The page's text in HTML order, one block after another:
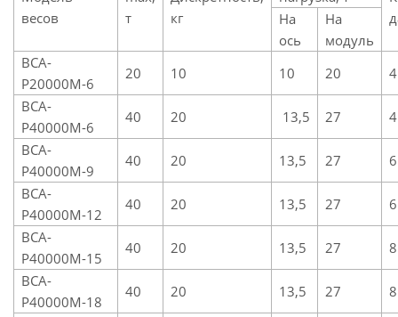
весов
т
кг
На
ось
На
модуль
ВСА-
Р20000М-6
20 10 10 20
ВСА-
Р40000М-6
40 20 13,5 27
ВСА-
Р40000М-9
40 20 13,5 27
ВСА-
Р40000М-12
40 20 13,5 27
ВСА-
Р40000М-15
40 20 13,5 27
ВСА-
Р40000М-18
40 20 13,5 27